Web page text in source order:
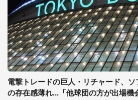
電撃トレードの巨人・リチャード、
の存在感薄れ...「他球団の方が出場機